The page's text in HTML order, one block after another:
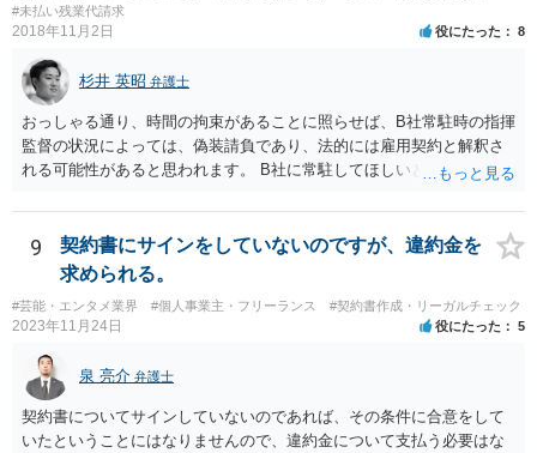
す。 ただし、「※これら⾏為が実際に独占禁⽌法違反となるかどうか
は，具体的態様に照らして個別に判断されることとなる。例えば，優
越的地位の濫⽤に関して，不当に不利益を与えるか否かは，課される
義務等の内容や期間が⽬的に照らして過⼤であるか，与える不利益の
程度，代償措置の有無やその⽔準，あらかじめ⼗分な協議が⾏われた
か等を考慮の上，個別具体的に判断される」という指摘もなされてい
るので、ご事案に応じ、挙げられている事情を具体的に検討して行く
必要があります。 なお、退所等で事務所側と揉めるようであれば、弁
組」（令和元年９月２５日 公正取引委員会）６頁 https://www.jftc.g
o.jp/houdou/kouenkai/190925kondan_file/siryou2.pdf
#未払い残業代請求
2018年11月2日 役にたった 8
杉井 英昭 弁護士
おっしゃる通り、時間の拘束があることに照らせば、B社常駐時の指揮
監督の状況によっては、偽装請負であり、法的には雇用契約と解釈さ
れる可能性があると思われます。 B社に常駐してほしいと先方が求め
ば、折衷的な提案として、「突発的な質問に対応できるように、基本
的には１０時〜１９時はできるだけB社にいるよう努力はします。た
だ、他の仕事もありますので、必ずその条件を守れるとは限りません
し、B社常駐時であっても本件以外の仕事もさせてもらうことになりま
す。」というものが考えられます。 その提案すら断られるようであれ
ば、ちょっと危険な会社だというシグナルと考えるべきでしょう。
9
契約書にサインをしていないのですが、違約金を
求められる。
#芸能・エンタメ業界 #個人事業主・フリーランス #契約書作成・リーガルチェック
2023年11月24日 役にたった 5
泉 亮介 弁護士
契約書についてサインしていないのであれば、その条件に合意をして
いたということにはなりませんので、違約金について支払う必要はな